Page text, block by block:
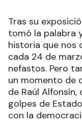
Tras su
tomó la palabra
historia que nos
cada 24 de
nefastos. Pero
un momento de
de Raúl
golpes de
con la